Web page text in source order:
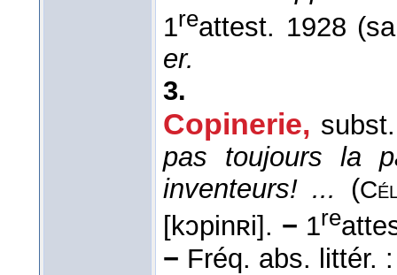
1reattest. 1928
er.
3.
Copinerie,
pas toujours la
inventeurs! ...
(
[kɔpinʀi]. − 1re
− Fréq. abs. littér.